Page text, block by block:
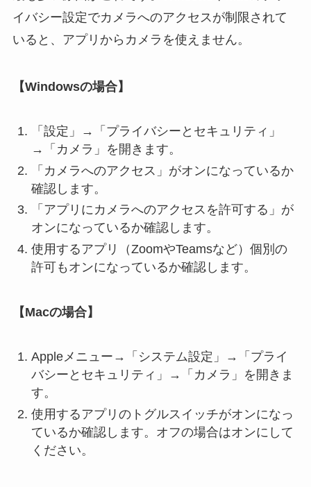
イバシー設定でカメラへのアクセスが制限されて
いると、アプリからカメラを使えません。
【Windowsの場合】
「設定」→「プライバシーとセキュリティ」
→「カメラ」を開きます。
「カメラへのアクセス」がオンになっているか
確認します。
「アプリにカメラへのアクセスを許可する」が
オンになっているか確認します。
使用するアプリ（ZoomやTeamsなど）個別の
許可もオンになっているか確認します。
【Macの場合】
Appleメニュー→「システム設定」→「プライ
バシーとセキュリティ」→「カメラ」を開きま
す。
使用するアプリのトグルスイッチがオンになっ
ているか確認します。オフの場合はオンにして
ください。